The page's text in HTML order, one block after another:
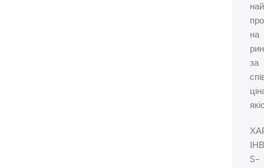
на
за
S-